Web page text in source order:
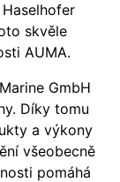
skvěle
AUMA.
GmbH
Díky tomu
a výkony
všeobecně
pomáhá